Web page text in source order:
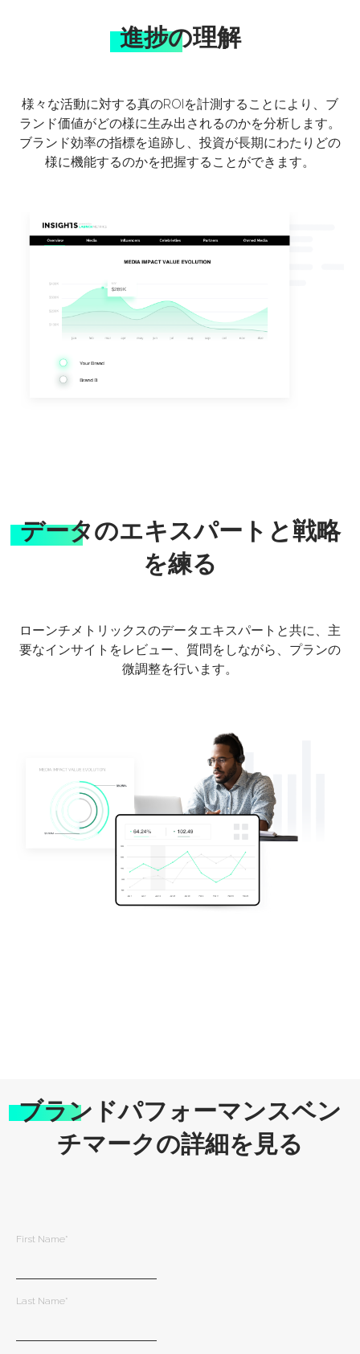
進捗の理解
様々な活動に対する真のROIを計測することにより、ブ
ランド価値がどの様に生み出されるのかを分析します。
ブランド効率の指標を追跡し、投資が長期にわたりどの
様に機能するのかを把握することができます。
データのエキスパートと戦略
を練る
ローンチメトリックスのデータエキスパートと共に、主
要なインサイトをレビュー、質問をしながら、プランの
微調整を行います。
ブランドパフォーマンスベン
チマークの詳細を見る
First Name*
Last Name*